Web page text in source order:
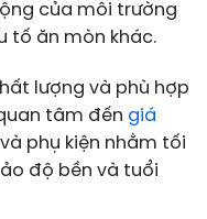
của môi trường
tố ăn mòn khác.
lượng và phù hợp
tâm đến giá
phụ kiện nhằm tối
độ bền và tuổi